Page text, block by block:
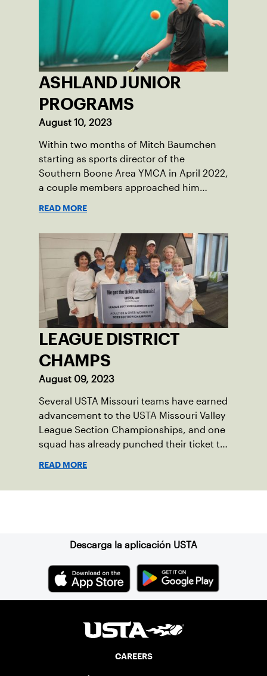
ASHLAND JUNIOR
PROGRAMS
August 10, 2023
Within two months of Mitch Baumchen
starting as sports director of the
Southern Boone Area YMCA in April 2022,
a couple members approached him
READ MORE
LEAGUE DISTRICT
CHAMPS
August 09, 2023
Several USTA Missouri teams have earned
advancement to the USTA Missouri Valley
League Section Championships, and one
squad has already punched their ticket to
READ MORE
Descarga la aplicación USTA
CAREERS